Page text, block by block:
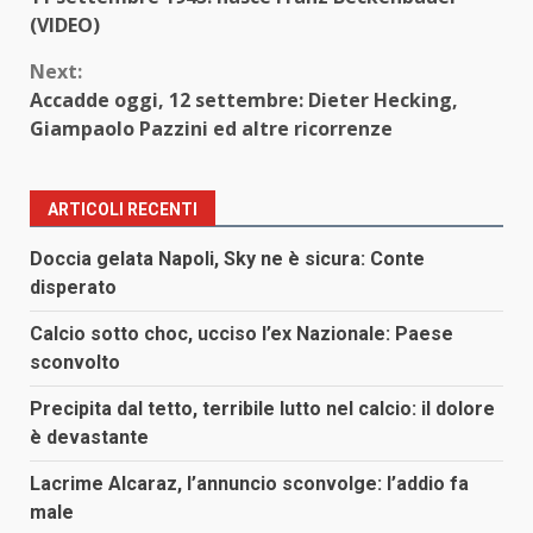
Reading
(VIDEO)
Next:
Accadde oggi, 12 settembre: Dieter Hecking,
Giampaolo Pazzini ed altre ricorrenze
ARTICOLI RECENTI
Doccia gelata Napoli, Sky ne è sicura: Conte
disperato
Calcio sotto choc, ucciso l’ex Nazionale: Paese
sconvolto
Precipita dal tetto, terribile lutto nel calcio: il dolore
è devastante
Lacrime Alcaraz, l’annuncio sconvolge: l’addio fa
male